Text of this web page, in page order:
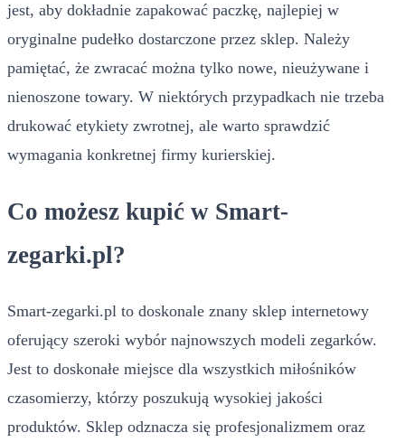
jest, aby dokładnie zapakować paczkę, najlepiej w
oryginalne pudełko dostarczone przez sklep. Należy
pamiętać, że zwracać można tylko nowe, nieużywane i
nienoszone towary. W niektórych przypadkach nie trzeba
drukować etykiety zwrotnej, ale warto sprawdzić
wymagania konkretnej firmy kurierskiej.
Co możesz kupić w Smart-
zegarki.pl?
Smart-zegarki.pl to doskonale znany sklep internetowy
oferujący szeroki wybór najnowszych modeli zegarków.
Jest to doskonałe miejsce dla wszystkich miłośników
czasomierzy, którzy poszukują wysokiej jakości
produktów. Sklep odznacza się profesjonalizmem oraz